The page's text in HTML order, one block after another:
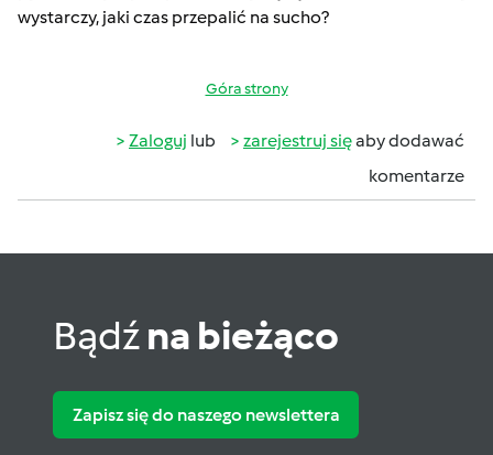
wystarczy, jaki czas przepalić na sucho?
Góra strony
Zaloguj lub zarejestruj sięaby dodawać
komentarze
Bądźna bieżąco
Zapisz się do naszego newslettera